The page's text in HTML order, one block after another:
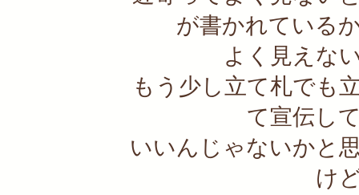
が書かれている
よく見えな
もう少し立て札でも
て宣伝し
いいんじゃないかと
け